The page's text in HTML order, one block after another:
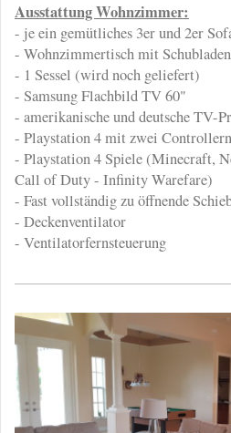
Ausstattung Wohnzimmer:
- je ein gemütliches 3er und 2er
- Wohnzimmertisch mit Schubladen
- 1 Sessel (wird noch geliefert)
- Samsung Flachbild TV 60"
- amerikanische und deutsche TV-
- Playstation 4 mit zwei Controllern
- Playstation 4 Spiele (Minecraft,
Call of Duty - Infinity Warefare)
- Fast vollständig zu öffnende
- Deckenventilator
- Ventilatorfernsteuerung